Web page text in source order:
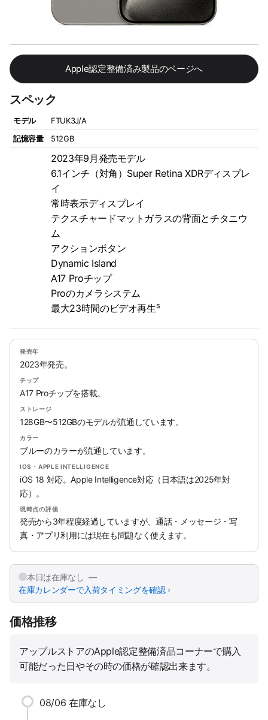
Apple認定整備済み製品のページへ
スペック
モデル
FTUK3J/A
記憶容量
512GB
2023年9月発売モデル
6.1インチ（対角）Super Retina XDRディスプレ
イ
常時表示ディスプレイ
テクスチャードマットガラスの背面とチタニウ
ム
アクションボタン
Dynamic Island
A17 Proチップ
Proのカメラシステム
最大23時間のビデオ再生⁵
発売年
2023年発売。
チップ
A17 Proチップを搭載。
ストレージ
128GB〜512GBのモデルが流通しています。
カラー
ブルーのカラーが流通しています。
IOS・APPLE INTELLIGENCE
iOS 18 対応。Apple Intelligence対応（日本語は2025年対
応）。
現時点の評価
発売から3年程度経過していますが、通話・メッセージ・写
真・アプリ利用には現在も問題なく使えます。
本日は在庫なし —
在庫カレンダーで入荷タイミングを確認 ›
価格推移
アップルストアのApple認定整備済品コーナーで購入
可能だった日やその時の価格が確認出来ます。
08/06 在庫なし